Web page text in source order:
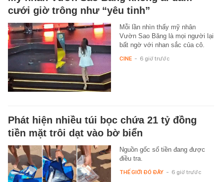
cưới giờ trông như “yêu tinh”
Mỗi lần nhìn thấy mỹ nhân
Vườn Sao Băng là mọi người lại
bất ngờ với nhan sắc của cô.
Phát hiện nhiều túi bọc chứa 21 tỷ đồng
tiền mặt trôi dạt vào bờ biển
Nguồn gốc số tiền đang được
điều tra.
THẾ GIỚI ĐÓ ĐÂY 6 giờ trước